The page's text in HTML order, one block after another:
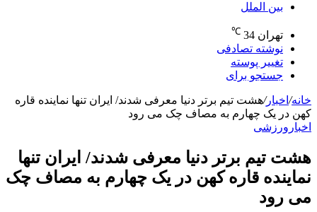
بین الملل
تهران 34
℃
نوشته تصادفی
تغییر پوسته
جستجو برای
خانه/ اخبار/هشت تیم برتر دنیا معرفی شدند/ ایران تنها نماینده قاره
کهن در یک چهارم به مصاف چک می رود
اخبار ورزشی
هشت تیم برتر دنیا معرفی شدند/ ایران تنها
نماینده قاره کهن در یک چهارم به مصاف چک
می رود